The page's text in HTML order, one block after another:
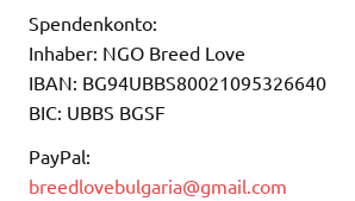
Spendenkonto:
Inhaber: NGO Breed Love
IBAN: BG94UBBS80021095326640
BIC: UBBS BGSF
PayPal:
breedlovebulgaria@gmail.com